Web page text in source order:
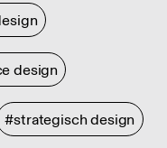
design
#strategisch design